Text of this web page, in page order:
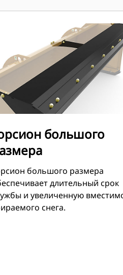
большого
большого размера
длительный срок
и увеличенную
снега.